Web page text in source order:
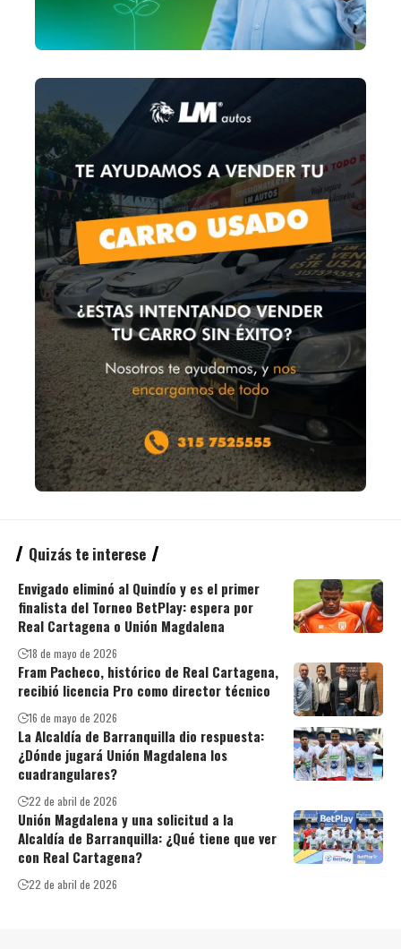
Quizás te interese
Envigado eliminó al Quindío y es el primer
finalista del Torneo BetPlay: espera por
Real Cartagena o Unión Magdalena
18 de mayo de 2026
Fram Pacheco, histórico de Real Cartagena,
recibió licencia Pro como director técnico
16 de mayo de 2026
La Alcaldía de Barranquilla dio respuesta:
¿Dónde jugará Unión Magdalena los
cuadrangulares?
22 de abril de 2026
Unión Magdalena y una solicitud a la
Alcaldía de Barranquilla: ¿Qué tiene que ver
con Real Cartagena?
22 de abril de 2026